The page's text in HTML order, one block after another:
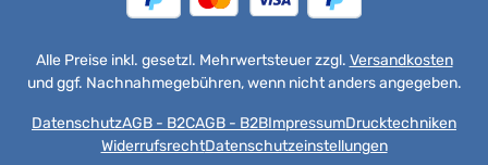
Alle Preise inkl. gesetzl. Mehrwertsteuer zzgl. Versandkosten
und ggf. Nachnahmegebühren, wenn nicht anders angegeben.
DatenschutzAGB - B2CAGB - B2BImpressumDrucktechniken
WiderrufsrechtDatenschutzeinstellungen